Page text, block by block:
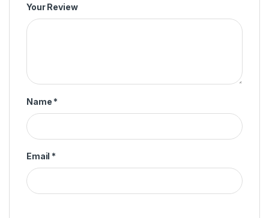
Your Review
Name *
Email *